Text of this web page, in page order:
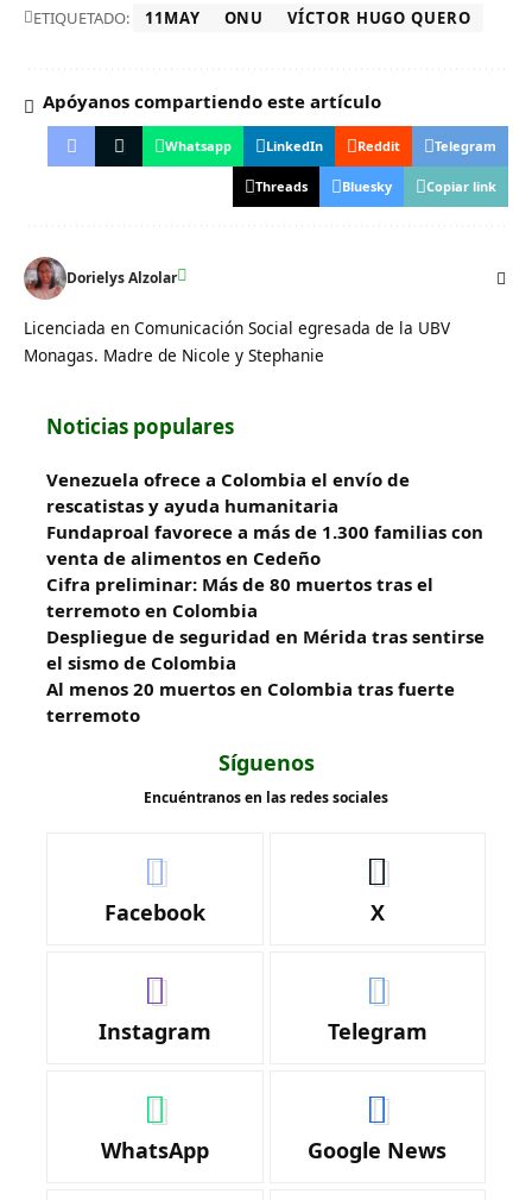
ETIQUETADO: 11MAY ONU VÍCTOR HUGO QUERO
Apóyanos compartiendo este artículo
Whatsapp LinkedIn Reddit Telegram
Threads Bluesky Copiar link
Dorielys Alzolar
Licenciada en Comunicación Social egresada de la UBV
Monagas. Madre de Nicole y Stephanie
Noticias populares
Venezuela ofrece a Colombia el envío de
rescatistas y ayuda humanitaria
Fundaproal favorece a más de 1.300 familias con
venta de alimentos en Cedeño
Cifra preliminar: Más de 80 muertos tras el
terremoto en Colombia
Despliegue de seguridad en Mérida tras sentirse
el sismo de Colombia
Al menos 20 muertos en Colombia tras fuerte
terremoto
Síguenos
Encuéntranos en las redes sociales
Facebook X
Instagram Telegram
WhatsApp Google News